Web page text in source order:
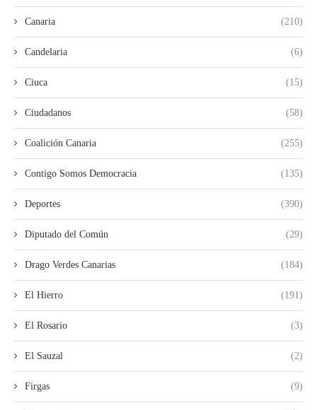
Canaria (210)
Candelaria (6)
Ciuca (15)
Ciudadanos (58)
Coalición Canaria (255)
Contigo Somos Democracia (135)
Deportes (390)
Diputado del Común (29)
Drago Verdes Canarias (184)
El Hierro (191)
El Rosario (3)
El Sauzal (2)
Firgas (9)